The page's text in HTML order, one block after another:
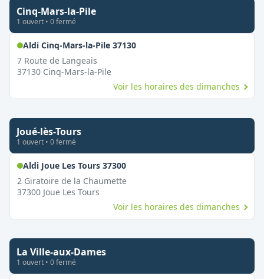
Cinq-Mars-la-Pile
1 ouvert • 0fermé
Aldi Cinq-Mars-la-Pile 37130,
7 Route de Langeais
37130 Cinq-Mars-la-Pile
Voir les horaires des dimanches
Joué-lès-Tours
1 ouvert • 0fermé
Aldi Joue Les Tours 37300,
2 Giratoire de la Chaumette
37300 Joue Les Tours
Voir les horaires des dimanches
La Ville-aux-Dames
1 ouvert • 0fermé